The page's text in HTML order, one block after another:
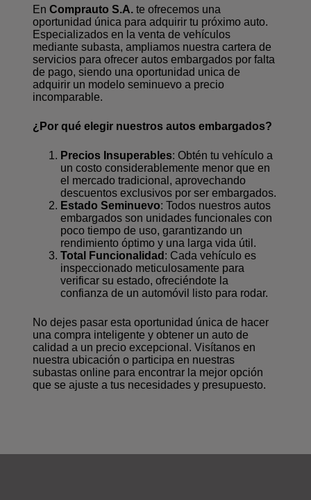
En Comprauto S.A.te ofrecemos una
oportunidad única para adquirir tu próximo auto.
Especializados en la venta de vehículos
mediante subasta, ampliamos nuestra cartera de
servicios para ofrecer autos embargados por falta
de pago, siendo una oportunidad unica de
adquirir un modelo seminuevo a precio
incomparable.
¿Por qué elegir nuestros autos embargados?
Precios Insuperables: Obtén tu vehículo a
un costo considerablemente menor que en
el mercado tradicional, aprovechando
descuentos exclusivos por ser embargados.
Estado Seminuevo: Todos nuestros autos
embargados son unidades funcionales con
poco tiempo de uso, garantizando un
rendimiento óptimo y una larga vida útil.
Total Funcionalidad : Cada vehículo es
inspeccionado meticulosamente para
verificar su estado, ofreciéndote la
confianza de un automóvil listo para rodar.
No dejes pasar esta oportunidad única de hacer
una compra inteligente y obtener un auto de
calidad a un precio excepcional. Visítanos en
nuestra ubicación o participa en nuestras
subastas online para encontrar la mejor opción
que se ajuste a tus necesidades y presupuesto.